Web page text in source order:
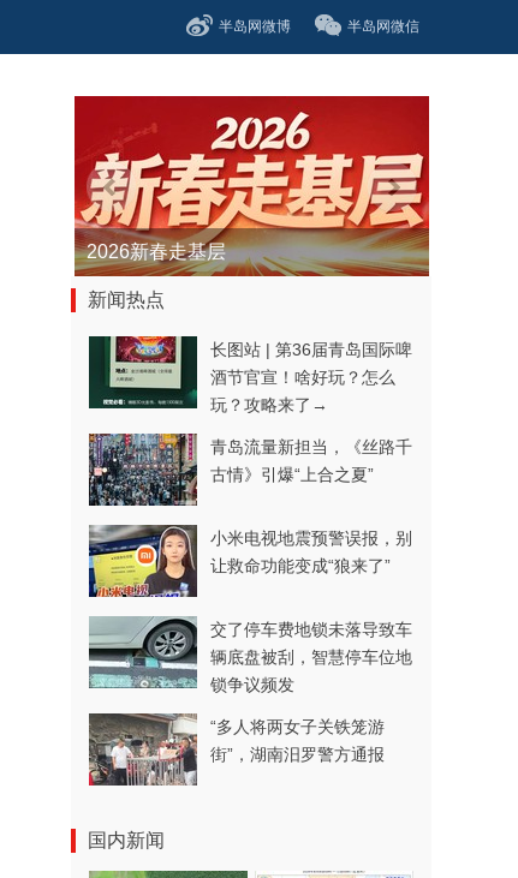
半岛网微博 半岛网微信
青春逐梦正当时——聚焦2026年中...
新闻热点
长图站 | 第36届青岛国际啤
酒节官宣！啥好玩？怎么
玩？攻略来了→
青岛流量新担当，《丝路千
古情》引爆“上合之夏”
小米电视地震预警误报，别
让救命功能变成“狼来了”
交了停车费地锁未落导致车
辆底盘被刮，智慧停车位地
锁争议频发
“多人将两女子关铁笼游
街”，湖南汨罗警方通报
国内新闻